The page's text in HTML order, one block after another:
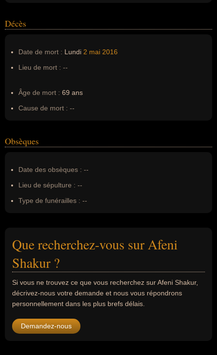
Décès
Date de mort : Lundi 2 mai 2016
Lieu de mort : --
Âge de mort : 69 ans
Cause de mort : --
Obsèques
Date des obsèques : --
Lieu de sépulture : --
Type de funérailles : --
Que recherchez-vous sur Afeni
Shakur ?
Si vous ne trouvez ce que vous recherchez sur Afeni Shakur,
décrivez-nous votre demande et nous vous répondrons
personnellement dans les plus brefs délais.
Demandez-nous